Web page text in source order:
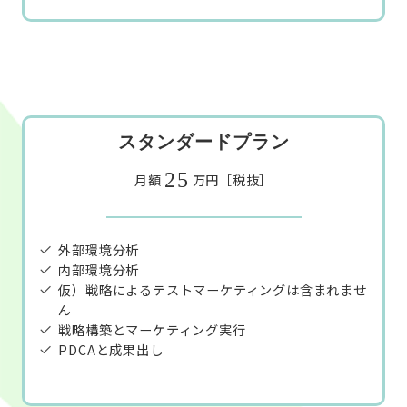
スタンダードプラン
月額 25 万円［税抜］
外部環境分析
内部環境分析
仮）戦略によるテストマーケティングは含まれませ
ん
戦略構築とマーケティング実行
PDCAと成果出し